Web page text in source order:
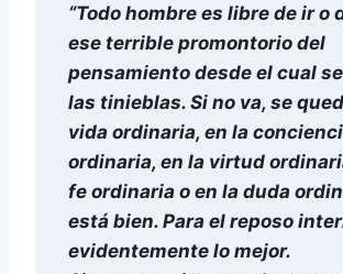
“Todo hombre es libre de ir o
ese terrible promontorio del
pensamiento desde el cual
las tinieblas. Si no va, se
vida ordinaria, en la
ordinaria, en la virtud
fe ordinaria o en la duda
está bien. Para el reposo
evidentemente lo mejor.